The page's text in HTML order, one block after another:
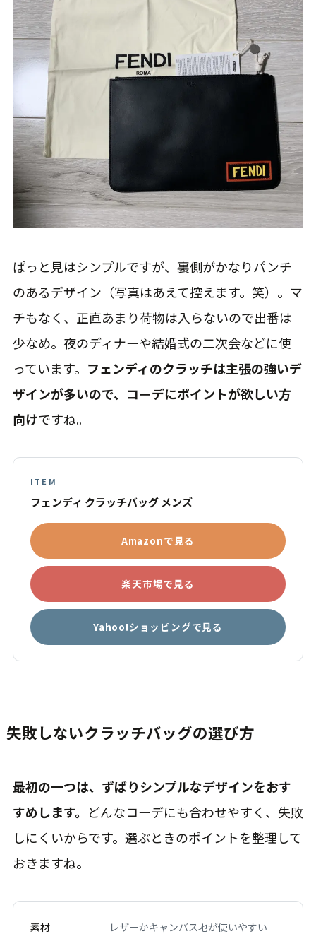
ぱっと見はシンプルですが、裏側がかなりパンチ
のあるデザイン（写真はあえて控えます。笑）。マ
チもなく、正直あまり荷物は入らないので出番は
少なめ。夜のディナーや結婚式の二次会などに使
っています。 フェンディのクラッチは主張の強いデ
ザインが多いので、コーデにポイントが欲しい方
向けですね。
ITEM
フェンディ クラッチバッグ メンズ
Amazonで見る
楽天市場で見る
Yahoo!ショッピングで見る
失敗しないクラッチバッグの選び方
最初の一つは、ずばりシンプルなデザインをおす
すめします。 どんなコーデにも合わせやすく、失敗
しにくいからです。選ぶときのポイントを整理して
おきますね。
素材
レザーかキャンバス地が使いやすい